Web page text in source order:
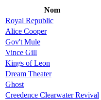
Nom
Royal Republic
Alice Cooper
Gov't Mule
Vince Gill
Kings of Leon
Dream Theater
Ghost
Creedence Clearwater Revival